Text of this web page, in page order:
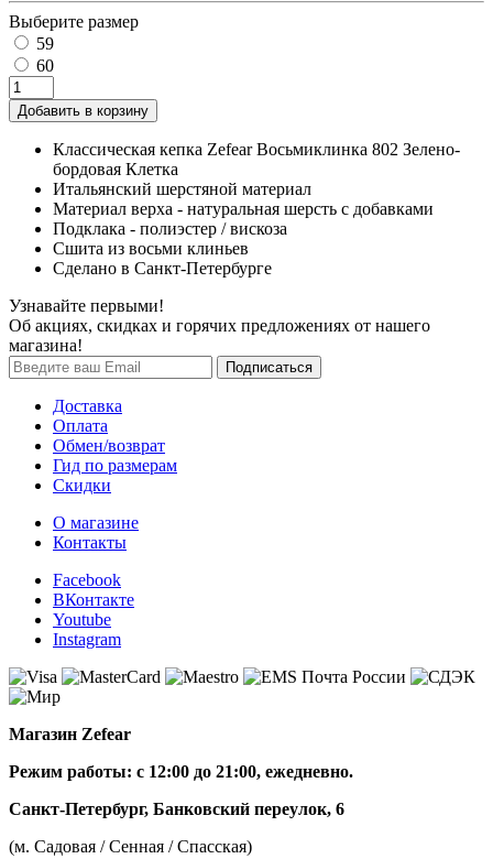
Выберите размер
59
60
Добавить в корзину
Классическая кепка Zefear Восьмиклинка 802 Зелено-
бордовая Клетка
Итальянский шерстяной материал
Материал верха - натуральная шерсть с добавками
Подклака - полиэстер / вискоза
Сшита из восьми клиньев
Сделано в Санкт-Петербурге
Узнавайте первыми!
Об акциях, скидках и горячих предложениях от нашего
магазина!
Доставка
Оплата
Обмен/возврат
Гид по размерам
Скидки
О магазине
Контакты
Facebook
ВКонтакте
Youtube
Instagram
Магазин Zefear
Режим работы: с 12:00 до 21:00, ежедневно.
Санкт-Петербург, Банковский переулок, 6
(м. Садовая / Сенная / Спасская)